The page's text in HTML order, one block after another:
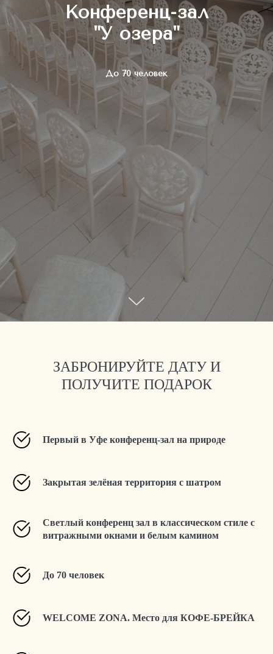
Конференц-зал
"У озера"
До 70 человек
ЗАБРОНИРУЙТЕ ДАТУ И
ПОЛУЧИТЕ ПОДАРОК
Первый в Уфе конференц-зал на природе
Закрытая зелёная территория с шатром
Светлый конференц зал в классическом стиле с
витражными окнами и белым камином
До 70 человек
WELCOME ZONA. Место для КОФЕ-БРЕЙКА